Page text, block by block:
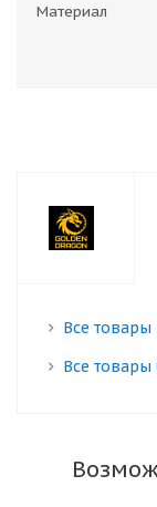
Материал
Все товары
Все товары